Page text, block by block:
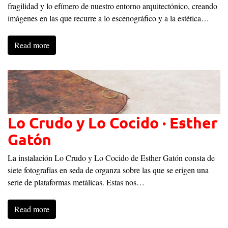
fragilidad y lo efímero de nuestro entorno arquitectónico, creando
imágenes en las que recurre a lo escenográfico y a la estética…
Read more
Lo Crudo y Lo Cocido · Esther
Gatón
La instalación Lo Crudo y Lo Cocido de Esther Gatón consta de
siete fotografías en seda de organza sobre las que se erigen una
serie de plataformas metálicas. Estas nos…
Read more